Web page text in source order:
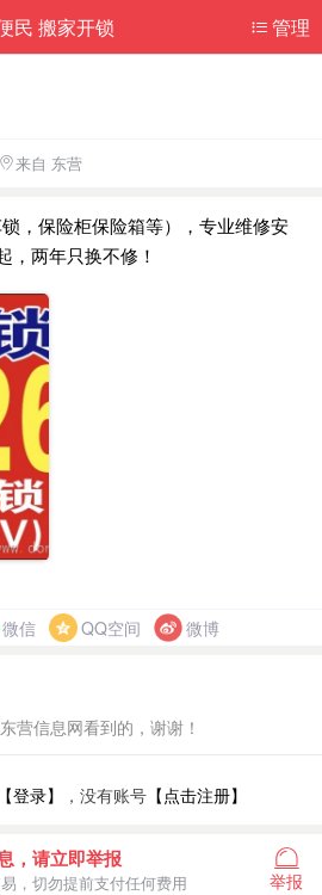
管理
民 搬家开锁
来自 东营
，保险柜保险箱等），专业维修安
，两年只换不修！
微信 QQ空间 微博
营信息网看到的，谢谢！
【登录】 ，没有账号 【点击注册】
，请立即举报
，切勿提前支付任何费用 举报